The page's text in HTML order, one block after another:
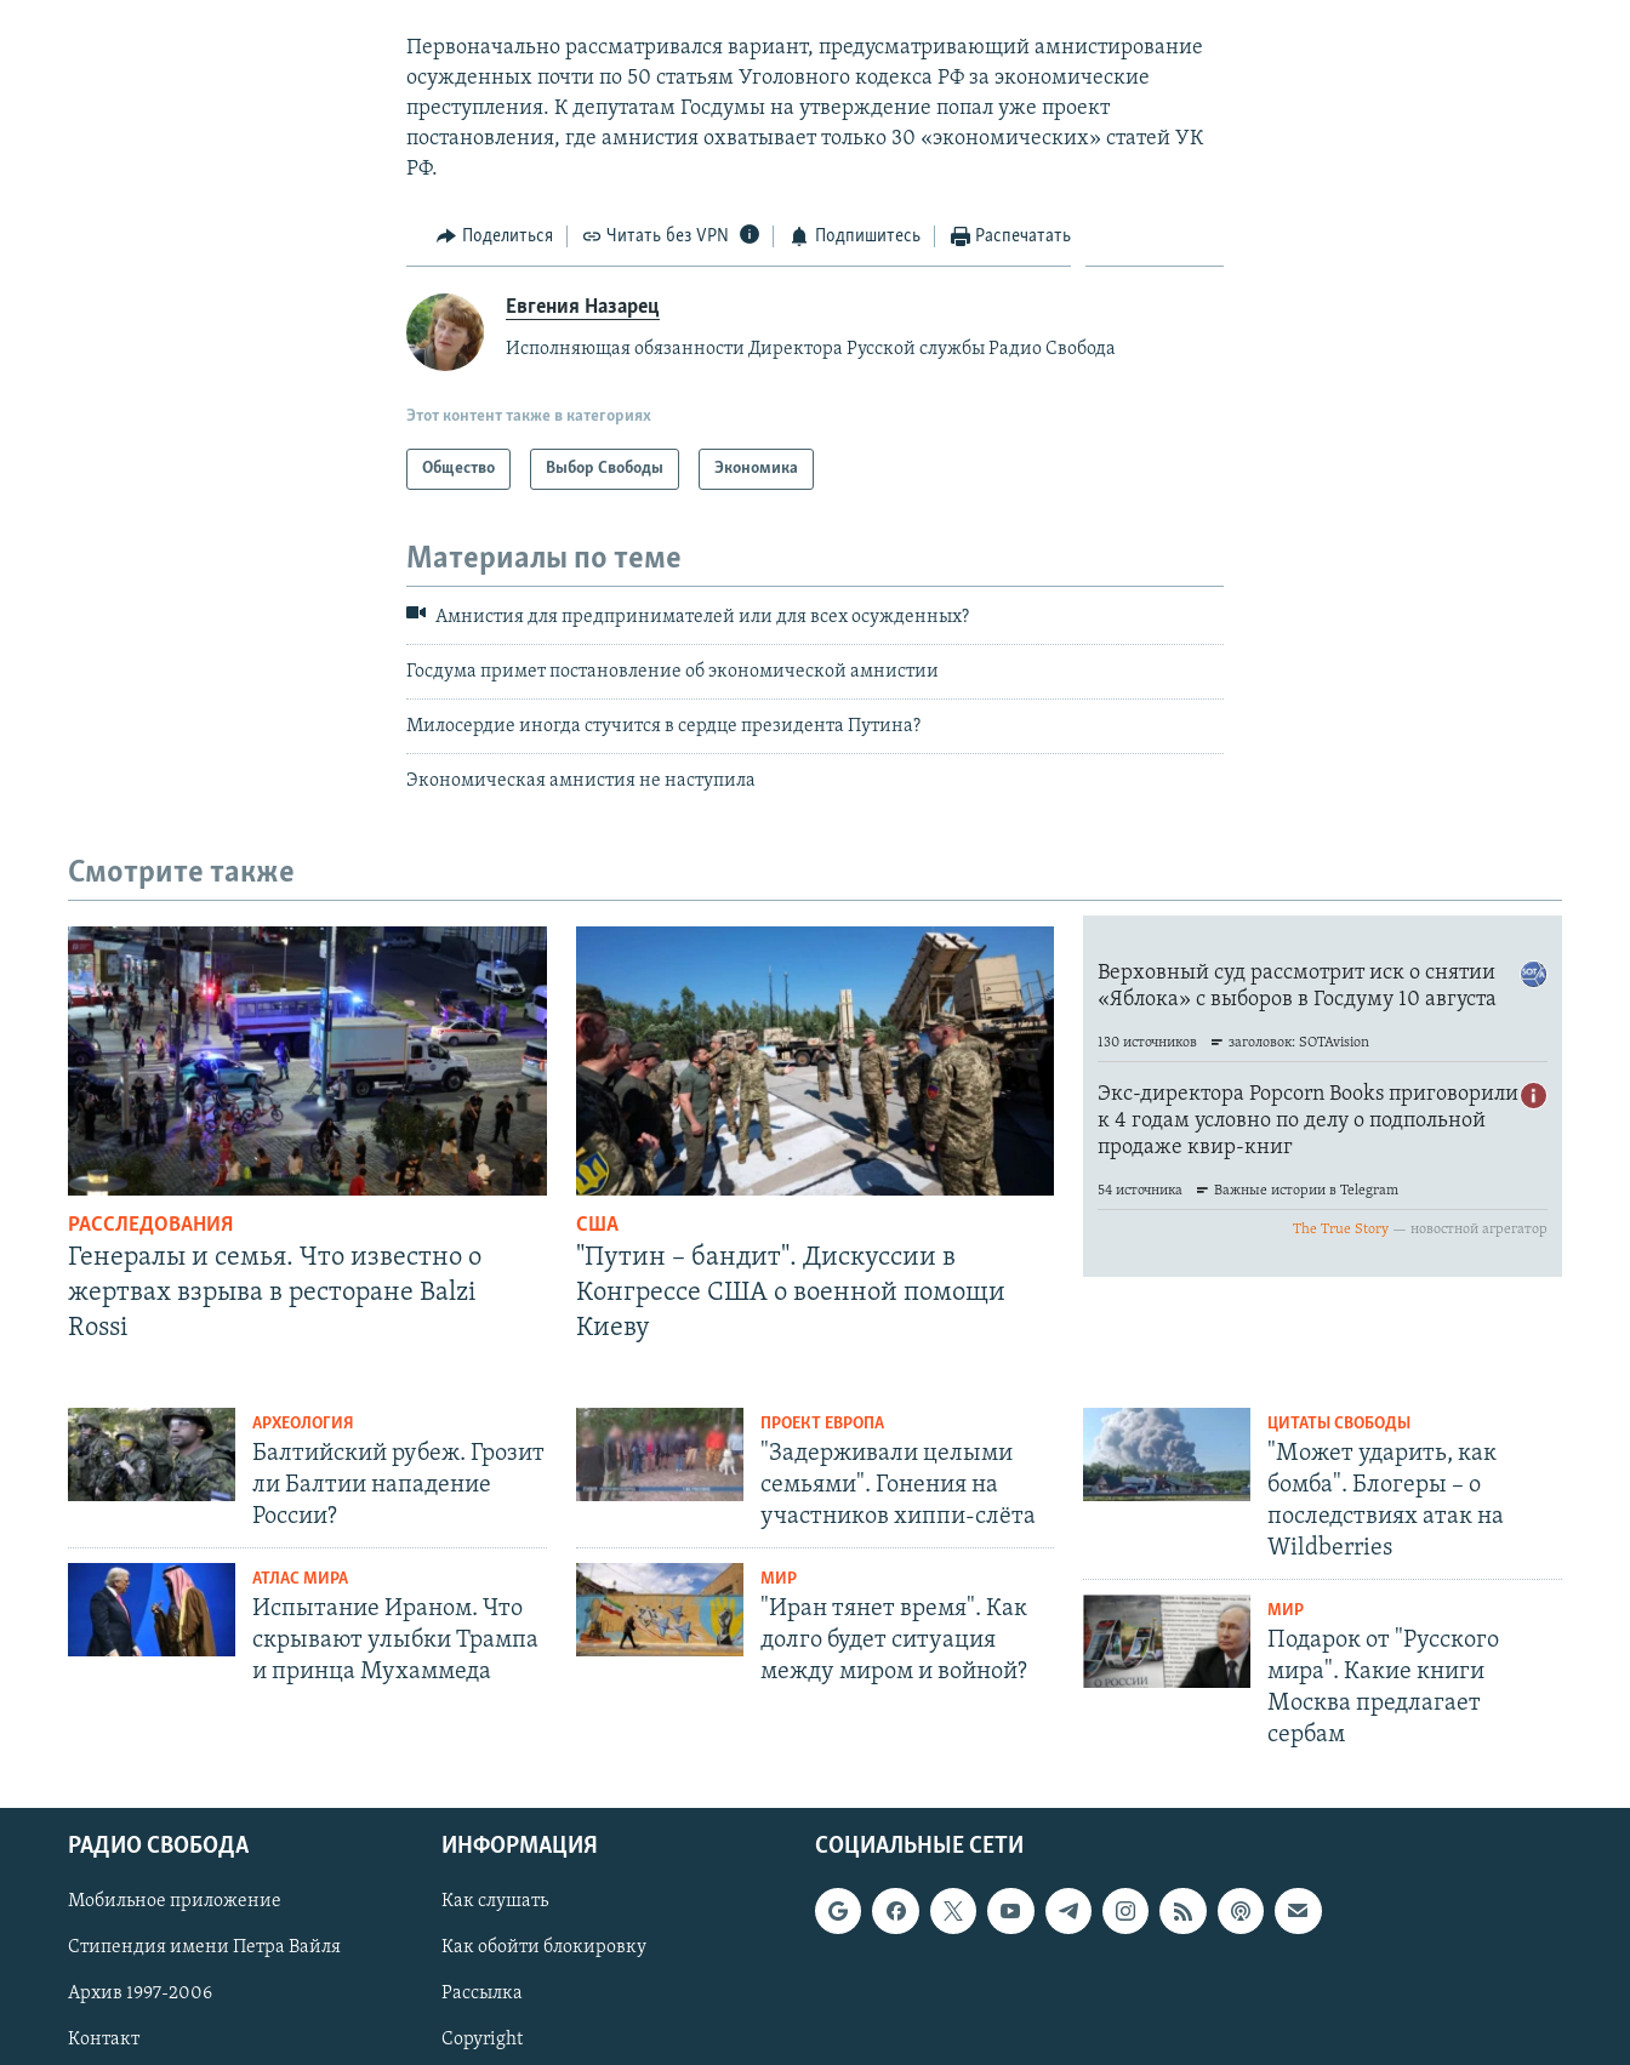
СОЦИАЛЬНЫЕ СЕТИ
Первоначально рассматривался вариант, предусматривающий амнистирование
осужденных почти по 50 статьям Уголовного кодекса РФ за экономические
преступления. К депутатам Госдумы на утверждение попал уже проект
постановления, где амнистия охватывает только 30 «экономических» статей УК
РФ.
Поделиться Читать без VPN Подпишитесь Распечатать
Евгения Назарец
Исполняющая обязанности Директора Русской службы Радио Свобода
Этот контент также в категориях
Общество Выбор Свободы Экономика
Материалы по теме
Амнистия для предпринимателей или для всех осужденных?
Госдума примет постановление об экономической амнистии
Милосердие иногда стучится в сердце президента Путина?
Экономическая амнистия не наступила
Смотрите также
РАССЛЕДОВАНИЯ
Генералы и семья. Что известно о
жертвах взрыва в ресторане Balzi
Rossi
США
"Путин – бандит". Дискуссии в
Конгрессе США о военной помощи
Киеву
АРХЕОЛОГИЯ
Балтийский рубеж. Грозит
ли Балтии нападение
России?
АТЛАС МИРА
Испытание Ираном. Что
скрывают улыбки Трампа
и принца Мухаммеда
ПРОЕКТ ЕВРОПА
"Задерживали целыми
семьями". Гонения на
участников хиппи-слёта
МИР
"Иран тянет время". Как
долго будет ситуация
между миром и войной?
ЦИТАТЫ СВОБОДЫ
"Может ударить, как
бомба". Блогеры – о
последствиях атак на
Wildberries
МИР
Подарок от "Русского
мира". Какие книги
Москва предлагает
сербам
СОЦИАЛЬНЫЕ СЕТИ
РАДИО СВОБОДА
Мобильное приложение
Стипендия имени Петра Вайля
Архив 1997-2006
Контакт
ИНФОРМАЦИЯ
Как слушать
Как обойти блокировку
Рассылка
Copyright